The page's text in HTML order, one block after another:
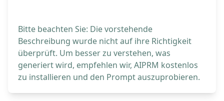
Bitte beachten Sie: Die vorstehende
Beschreibung wurde nicht auf ihre Richtigkeit
überprüft. Um besser zu verstehen, was
generiert wird, empfehlen wir, AIPRM kostenlos
zu installieren und den Prompt auszuprobieren.